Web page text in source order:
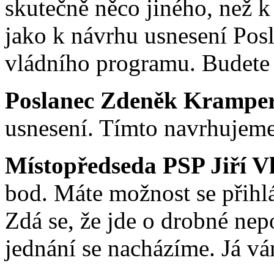
skutečně něco jiného, než
jako k návrhu usnesení
vládního programu.
Poslanec Zdeněk
usnesení. Tímto
Místopředseda PSP Jiří
bod. Máte možnost se
Zdá se, že jde o drobné
jednání se nacházíme. Já